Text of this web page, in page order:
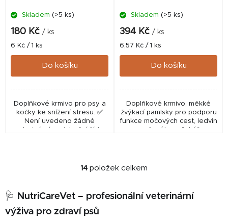
Skladem (>5 ks)
180 Kč / ks
Měrná
cena:
6 Kč / 1 ks
Do košíku
Doplňkové krmivo pro psy a
kočky ke snížení stresu. ✅
Není uvedeno žádné
Skladem (>5 ks)
394 Kč / ks
Měrná
cena:
6,57 Kč / 1 ks
Do košíku
Doplňkové krmivo, měkké
žvýkací pamlsky pro podporu
funkce močových cest, ledvin
O
l
14 položek celkem
🩺 NutriCareVet – profesionální veterinární
výživa pro zdraví psů